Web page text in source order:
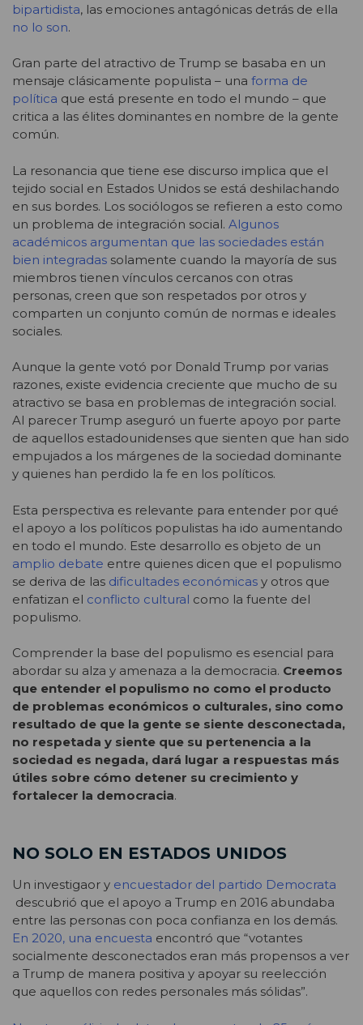
bipartidista, las emociones antagónicas detrás de ella
no lo son.
Gran parte del atractivo de Trump se basaba en un
mensaje clásicamente populista – una forma de
política que está presente en todo el mundo – que
critica a las élites dominantes en nombre de la gente
común.
La resonancia que tiene ese discurso implica que el
tejido social en Estados Unidos se está deshilachando
en sus bordes. Los sociólogos se refieren a esto como
un problema de integración social. Algunos
académicos argumentan que las sociedades están
bien integradas solamente cuando la mayoría de sus
miembros tienen vínculos cercanos con otras
personas, creen que son respetados por otros y
comparten un conjunto común de normas e ideales
sociales.
Aunque la gente votó por Donald Trump por varias
razones, existe evidencia creciente que mucho de su
atractivo se basa en problemas de integración social.
Al parecer Trump aseguró un fuerte apoyo por parte
de aquellos estadounidenses que sienten que han sido
empujados a los márgenes de la sociedad dominante
y quienes han perdido la fe en los políticos.
Esta perspectiva es relevante para entender por qué
el apoyo a los políticos populistas ha ido aumentando
en todo el mundo. Este desarrollo es objeto de un
amplio debate entre quienes dicen que el populismo
se deriva de las dificultades económicas y otros que
enfatizan el conflicto cultural como la fuente del
populismo.
Comprender la base del populismo es esencial para
abordar su alza y amenaza a la democracia. Creemos
que entender el populismo no como el producto
de problemas económicos o culturales, sino como
resultado de que la gente se siente desconectada,
no respetada y siente que su pertenencia a la
sociedad es negada, dará lugar a respuestas más
útiles sobre cómo detener su crecimiento y
fortalecer la democracia.
NO SOLO EN ESTADOS UNIDOS
Un investigaor y encuestador del partido Democrata
descubrió que el apoyo a Trump en 2016 abundaba
entre las personas con poca confianza en los demás.
En 2020, una encuesta encontró que “votantes
socialmente desconectados eran más propensos a ver
a Trump de manera positiva y apoyar su reelección
que aquellos con redes personales más sólidas”.